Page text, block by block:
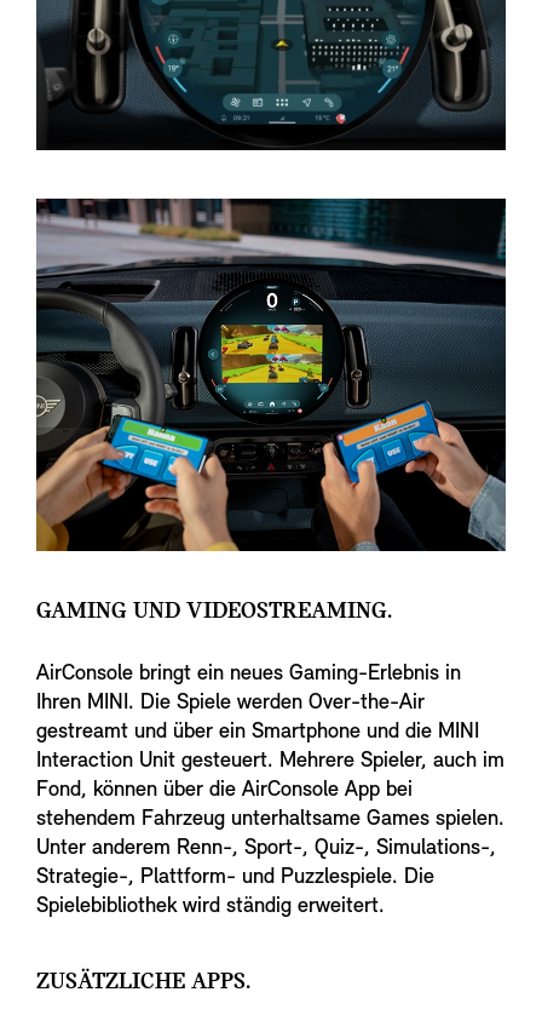
GAMING UND VIDEOSTREAMING.
AirConsole bringt ein neues Gaming-Erlebnis in
Ihren MINI. Die Spiele werden Over-the-Air
gestreamt und über ein Smartphone und die MINI
Interaction Unit gesteuert. Mehrere Spieler, auch im
Fond, können über die AirConsole App bei
stehendem Fahrzeug unterhaltsame Games spielen.
Unter anderem Renn-, Sport-, Quiz-, Simulations-,
Strategie-, Plattform- und Puzzlespiele. Die
Spielebibliothek wird ständig erweitert.
ZUSÄTZLICHE APPS.